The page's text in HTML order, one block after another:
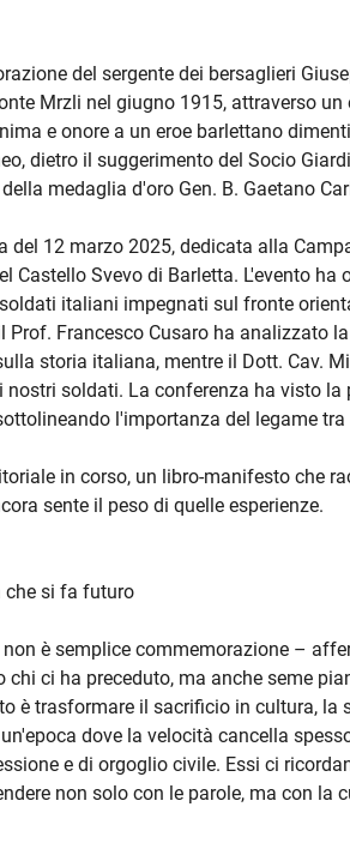
del sergente dei bersaglieri
Mrzli nel giugno 1915, attraverso
e onore a un eroe barlettano
dietro il suggerimento del Socio
medaglia d'oro Gen. B. Gaetano
del 12 marzo 2025, dedicata alla
Castello Svevo di Barletta. L'evento
italiani impegnati sul fronte
Prof. Francesco Cusaro ha analizzato
storia italiana, mentre il Dott. Cav.
nostri soldati. La conferenza ha visto
l'importanza del legame
in corso, un libro-manifesto che
sente il peso di quelle esperienze.
che si fa futuro
è semplice commemorazione –
chi ci ha preceduto, ma anche seme
è trasformare il sacrificio in cultura, la
dove la velocità cancella
e di orgoglio civile. Essi ci
non solo con le parole, ma con la